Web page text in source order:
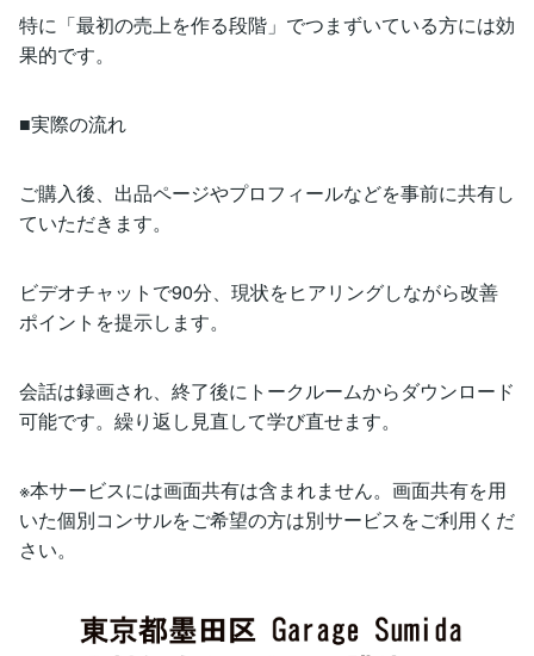
特に「最初の売上を作る段階」でつまずいている方には効
果的です。
■実際の流れ
ご購入後、出品ページやプロフィールなどを事前に共有し
ていただきます。
ビデオチャットで90分、現状をヒアリングしながら改善
ポイントを提示します。
会話は録画され、終了後にトークルームからダウンロード
可能です。繰り返し見直して学び直せます。
※本サービスには画面共有は含まれません。画面共有を用
いた個別コンサルをご希望の方は別サービスをご利用くだ
さい。